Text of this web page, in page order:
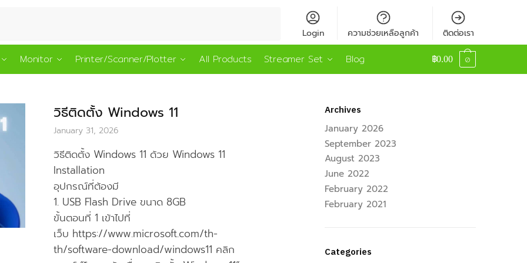
Login ความช่วยเหลือลูกค้า ติดต่อเรา
Monitor Printer/Scanner/Plotter All Products Streamer Set Blog ฿0.00 0
วิธีติดตั้ง Windows 11
January 31, 2026
วิธีติดตั้ง Windows 11 ด้วย Windows 11
Installation
อุปกรณ์ที่ต้องมี
1. USB Flash Drive ขนาด 8GB
ขั้นตอนที่ 1 เข้าไปที่
เว็บ https://www.microsoft.com/th-
th/software-download/windows11 คลิก
Archives
January 2026
September 2023
August 2023
June 2022
February 2022
February 2021
Categories